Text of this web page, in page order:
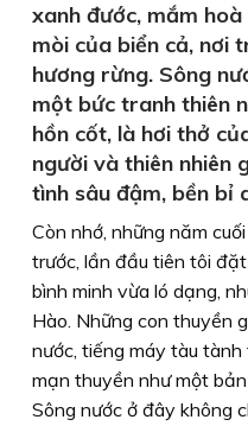
xanh đước, mắm
mòi của biển cả, nơi
hương rừng. Sông
một bức tranh thiên
hồn cốt, là hơi thở
người và thiên nhiên
tình sâu đậm, bền bỉ
Còn nhớ, những năm
trước, lần đầu tiên tôi
bình minh vừa ló dạng,
Hào. Những con thuyền
nước, tiếng máy tàu
mạn thuyền như một
Sông nước ở đây không